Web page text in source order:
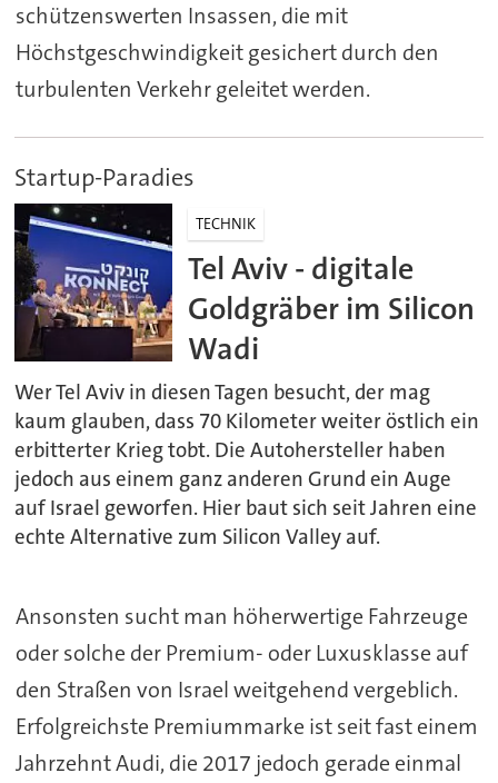
schützenswerten Insassen, die mit
Höchstgeschwindigkeit gesichert durch den
turbulenten Verkehr geleitet werden.
Startup-Paradies
TECHNIK
Tel Aviv - digitale
Goldgräber im Silicon
Wadi
Wer Tel Aviv in diesen Tagen besucht, der mag
kaum glauben, dass 70 Kilometer weiter östlich ein
erbitterter Krieg tobt. Die Autohersteller haben
jedoch aus einem ganz anderen Grund ein Auge
auf Israel geworfen. Hier baut sich seit Jahren eine
echte Alternative zum Silicon Valley auf.
Ansonsten sucht man höherwertige Fahrzeuge
oder solche der Premium- oder Luxusklasse auf
den Straßen von Israel weitgehend vergeblich.
Erfolgreichste Premiummarke ist seit fast einem
Jahrzehnt Audi, die 2017 jedoch gerade einmal